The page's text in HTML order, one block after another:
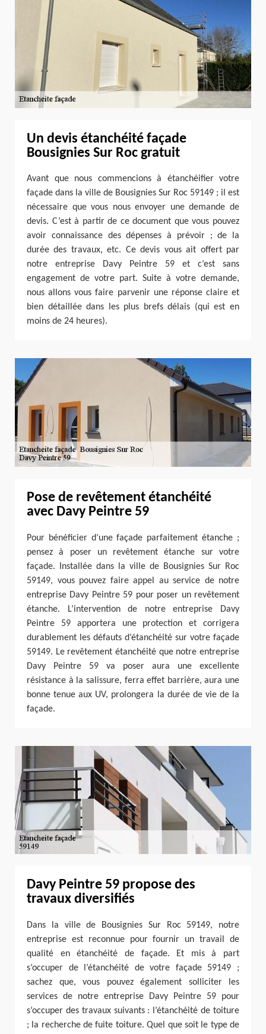
Un devis étanchéité façade
Bousignies Sur Roc gratuit
Avant que nous commencions à étanchéifier votre
façade dans la ville de Bousignies Sur Roc 59149 ; il est
nécessaire que vous nous envoyer une demande de
devis. C’est à partir de ce document que vous pouvez
avoir connaissance des dépenses à prévoir ; de la
durée des travaux, etc. Ce devis vous ait offert par
notre entreprise Davy Peintre 59 et c’est sans
engagement de votre part. Suite à votre demande,
nous allons vous faire parvenir une réponse claire et
bien détaillée dans les plus brefs délais (qui est en
moins de 24 heures).
Pose de revêtement étanchéité
avec Davy Peintre 59
Pour bénéficier d’une façade parfaitement étanche ;
pensez à poser un revêtement étanche sur votre
façade. Installée dans la ville de Bousignies Sur Roc
59149, vous pouvez faire appel au service de notre
entreprise Davy Peintre 59 pour poser un revêtement
étanche. L’intervention de notre entreprise Davy
Peintre 59 apportera une protection et corrigera
durablement les défauts d’étanchéité sur votre façade
59149. Le revêtement étanchéité que notre entreprise
Davy Peintre 59 va poser aura une excellente
résistance à la salissure, ferra effet barrière, aura une
bonne tenue aux UV, prolongera la durée de vie de la
façade.
Davy Peintre 59 propose des
travaux diversifiés
Dans la ville de Bousignies Sur Roc 59149, notre
entreprise est reconnue pour fournir un travail de
qualité en étanchéité de façade. Et mis à part
s’occuper de l’étanchéité de votre façade 59149 ;
sachez que, vous pouvez également solliciter les
services de notre entreprise Davy Peintre 59 pour
s’occuper des travaux suivants : l’étanchéité de toiture
; la recherche de fuite toiture. Quel que soit le type de